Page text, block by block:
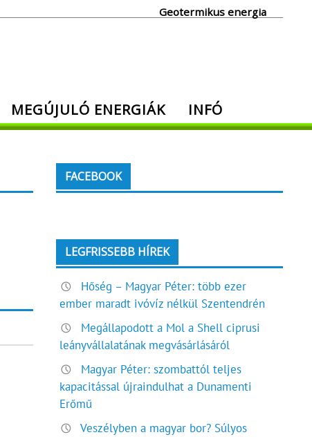
Geotermikus energia
MEGÚJULÓ ENERGIÁK INFÓ
FACEBOOK
LEGFRISSEBB HÍREK
Hőség – Magyar Péter: több ezer
ember maradt ivóvíz nélkül Szentendrén
Megállapodott a Mol a Shell ciprusi
leányvállalatának megvásárlásáról
Magyar Péter: szombattól teljes
kapacitással újraindulhat a Dunamenti
Erőmű
Veszélyben a magyar bor? Súlyos